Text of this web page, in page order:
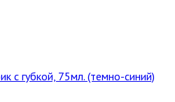
с губкой, 75мл. (темно-синий)